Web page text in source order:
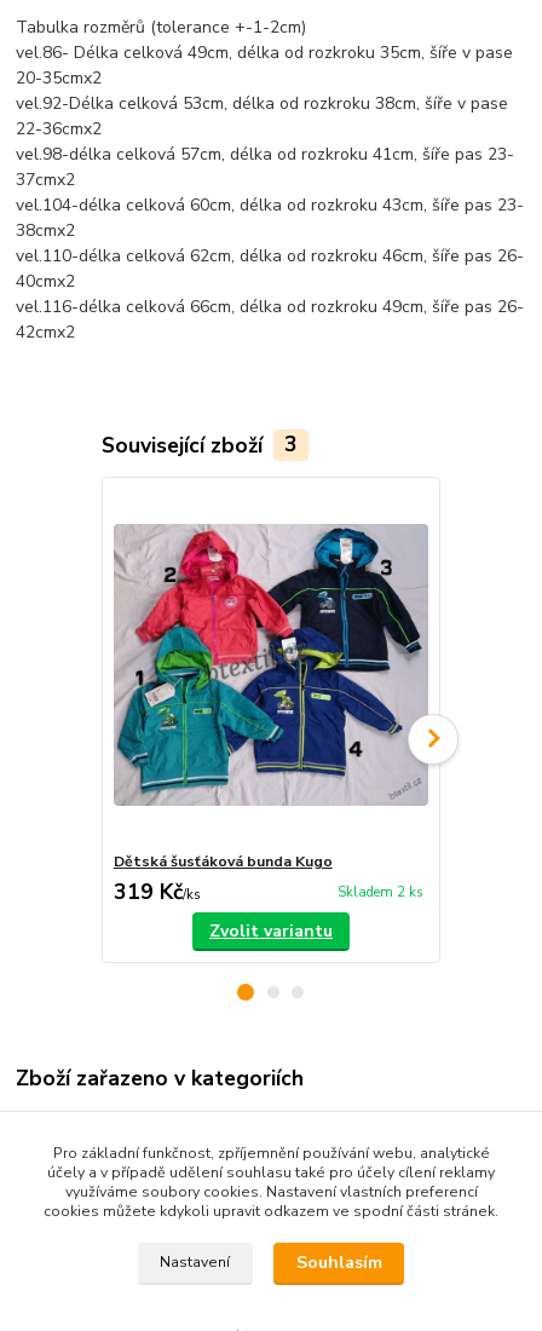
Tabulka rozměrů (tolerance +-1-2cm)
vel.86- Délka celková 49cm, délka od rozkroku 35cm, šíře v pase
20-35cmx2
vel.92-Délka celková 53cm, délka od rozkroku 38cm, šíře v pase
22-36cmx2
vel.98-délka celková 57cm, délka od rozkroku 41cm, šíře pas 23-
37cmx2
vel.104-délka celková 60cm, délka od rozkroku 43cm, šíře pas 23-
38cmx2
vel.110-délka celková 62cm, délka od rozkroku 46cm, šíře pas 26-
40cmx2
vel.116-délka celková 66cm, délka od rozkroku 49cm, šíře pas 26-
42cmx2
Související zboží 3
Dětská šusťáková bunda Kugo
319 Kč/ks Skladem 2 ks
Zvolit variantu
Zboží zařazeno v kategoriích
Kojenecké oblečení 68-92
Dětské kalhoty
Pro základní funkčnost, zpříjemnění používání webu, analytické
účely a v případě udělení souhlasu také pro účely cílení reklamy
využíváme soubory cookies. Nastavení vlastních preferencí
cookies můžete kdykoli upravit odkazem ve spodní části stránek.
Nastavení Souhlasím